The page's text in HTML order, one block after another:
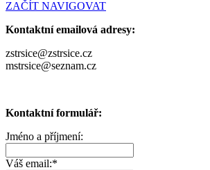
ZAČÍT NAVIGOVAT
Kontaktní emailová adresy:
zstrsice@zstrsice.cz
mstrsice@seznam.cz
Kontaktní formulář:
Jméno a příjmení:
Váš email:*